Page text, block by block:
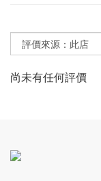
尚未有任何評價